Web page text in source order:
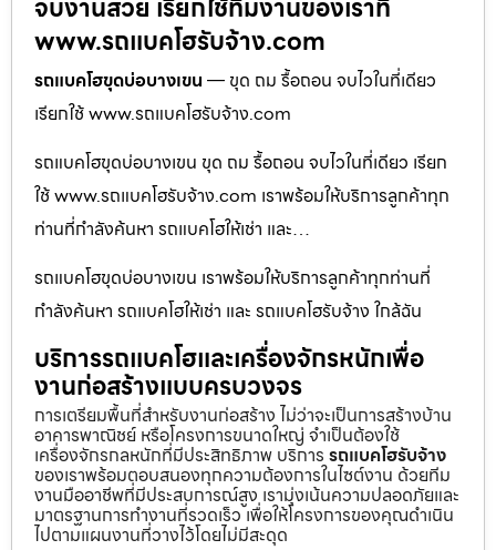
จบงานสวย เรียกใช้ทีมงานของเราที่
www.รถแบคโฮรับจ้าง.com
รถแบคโฮขุดบ่อบางเขน — ขุด ถม รื้อถอน จบไวในที่เดียว
เรียกใช้ www.รถแบคโฮรับจ้าง.com
รถแบคโฮขุดบ่อบางเขน ขุด ถม รื้อถอน จบไวในที่เดียว เรียก
ใช้ www.รถแบคโฮรับจ้าง.com เราพร้อมให้บริการลูกค้าทุก
ท่านที่กำลังค้นหา รถแบคโฮให้เช่า และ…
รถแบคโฮขุดบ่อบางเขน เราพร้อมให้บริการลูกค้าทุกท่านที่
กำลังค้นหา รถแบคโฮให้เช่า และ รถแบคโฮรับจ้าง ใกล้ฉัน
บริการรถแบคโฮและเครื่องจักรหนักเพื่อ
งานก่อสร้างแบบครบวงจร
การเตรียมพื้นที่สำหรับงานก่อสร้าง ไม่ว่าจะเป็นการสร้างบ้าน
อาคารพาณิชย์ หรือโครงการขนาดใหญ่ จำเป็นต้องใช้
เครื่องจักรกลหนักที่มีประสิทธิภาพ บริการ รถแบคโฮรับจ้าง
ของเราพร้อมตอบสนองทุกความต้องการในไซต์งาน ด้วยทีม
งานมืออาชีพที่มีประสบการณ์สูง เรามุ่งเน้นความปลอดภัยและ
มาตรฐานการทำงานที่รวดเร็ว เพื่อให้โครงการของคุณดำเนิน
ไปตามแผนงานที่วางไว้โดยไม่มีสะดุด